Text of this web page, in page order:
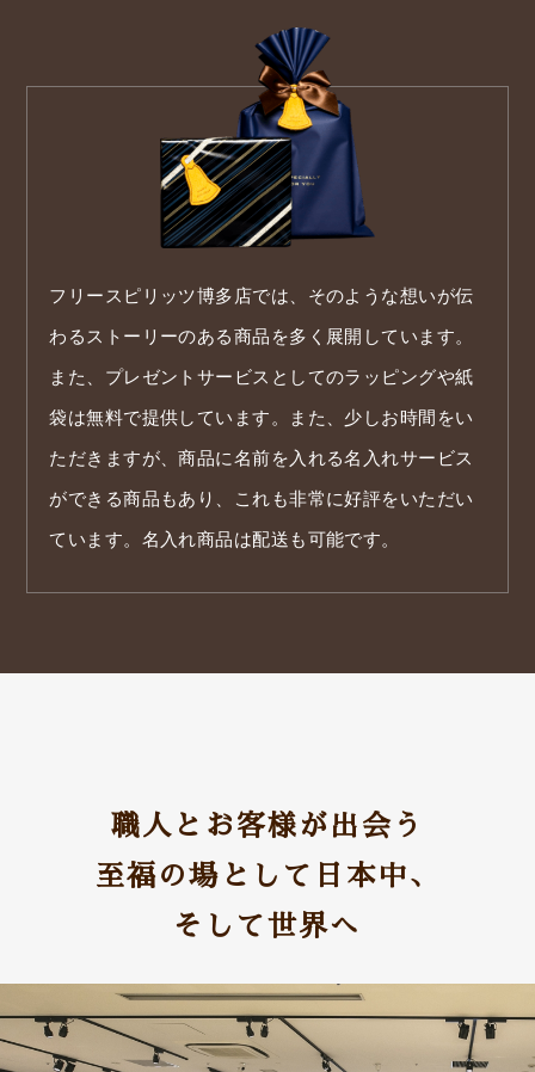
フリースピリッツ博多店では、そのような想いが伝
わるストーリーのある商品を多く展開しています。
また、プレゼントサービスとしてのラッピングや紙
袋は無料で提供しています。また、少しお時間をい
ただきますが、商品に名前を入れる名入れサービス
ができる商品もあり、これも非常に好評をいただい
ています。名入れ商品は配送も可能です。
職人とお客様が出会う
至福の場として日本中、
そして世界へ